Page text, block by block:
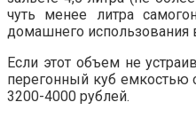
чуть менее литра
домашнего использования
Если этот объем не
перегонный куб емкостью
3200-4000 рублей.